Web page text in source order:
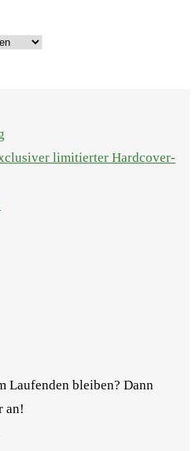
limitierter Hardcover-
Laufenden bleiben? Dann
an!